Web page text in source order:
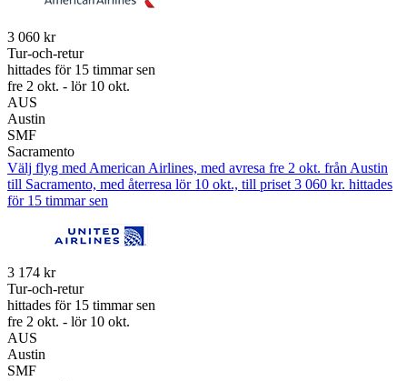
3 060 kr
Tur-och-retur
hittades för 15 timmar sen
fre 2 okt. - lör 10 okt.
AUS
Austin
SMF
Sacramento
Välj flyg med American Airlines, med avresa fre 2 okt. från Austin
till Sacramento, med återresa lör 10 okt., till priset 3 060 kr. hittades
för 15 timmar sen
3 174 kr
Tur-och-retur
hittades för 15 timmar sen
fre 2 okt. - lör 10 okt.
AUS
Austin
SMF